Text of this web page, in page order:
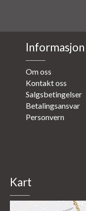
Informasjon
Om oss
Kontakt oss
Salgsbetingelser
Betalingsansvar
Personvern
Kart